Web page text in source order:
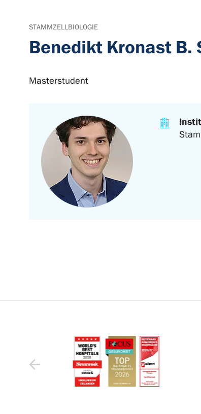
STAMMZELLBIOLOGIE
Benedikt Kronast B.
Masterstudent